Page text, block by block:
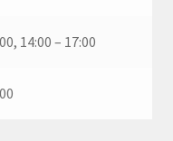
14:00 – 17:00